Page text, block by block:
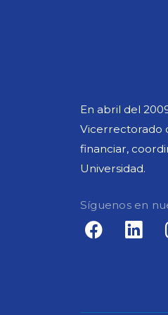
En abril del
Vicerrectorado
financiar,
Universidad.
Síguenos en